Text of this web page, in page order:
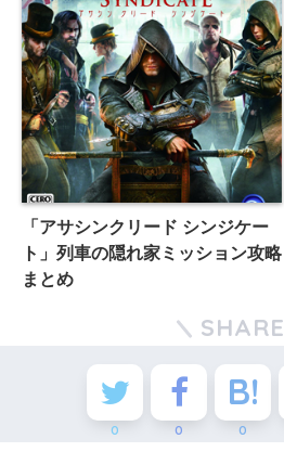
「アサシンクリード シンジケー
ト」列車の隠れ家ミッション攻略
まとめ
SHARE
0 0 0